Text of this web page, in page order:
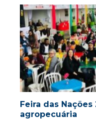
Feira das
agropecuária